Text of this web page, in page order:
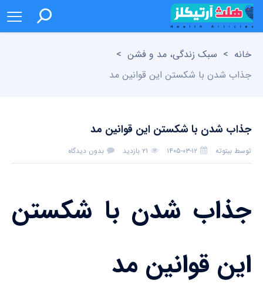
خانه > سبک زندگی، مد و فشن >
جذاب شدن با شکستن این قوانین مد
جذاب شدن با شکستن این قوانین مد
توسط بیتوته ۱۴۰۵-۰۳-۱۲ ۲۱ بازدید بدون دیدگاه
جذاب شدن با شکستن
این قوانین مد